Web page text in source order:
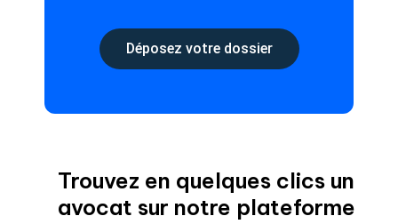
Déposez votre dossier
Trouvez en quelques clics un
avocat sur notre plateforme